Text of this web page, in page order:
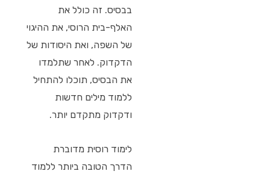
בבסיס. זה כולל את
האלף-בית הרוסי, את ההיגוי
של השפה, ואת היסודות של
הדקדוק. לאחר שתלמדו
את הבסיס, תוכלו להתחיל
ללמוד מילים חדשות
ודקדוק מתקדם יותר.
לימוד רוסית מדוברת
הדרך הטובה ביותר ללמוד